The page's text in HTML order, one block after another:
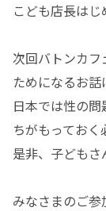
こども店長は
次回バトンカ
ためになるお
日本では性の
ちがもってお
是非、子ども
みなさまのご